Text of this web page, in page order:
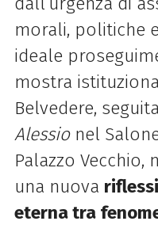
morali, politiche
ideale
mostra
Belvedere,
Alessio nel
Palazzo Vecchio,
una nuova
eterna tra